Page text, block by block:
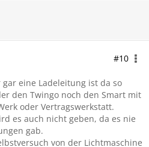
#10
eine Ladeleitung ist da so
den Twingo noch den Smart mit
oder Vertragswerkstatt.
es auch nicht geben, da es nie
gab.
von der Lichtmaschine